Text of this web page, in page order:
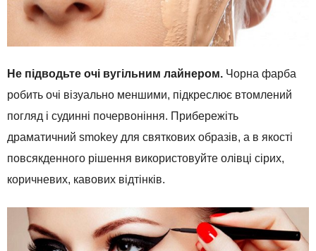
Не підводьте очі вугільним лайнером. Чорна фарба
робить очі візуально меншими, підкреслює втомлений
погляд і судинні почервоніння. Прибережіть
драматичний smokey для святкових образів, а в якості
повсякденного рішення використовуйте олівці сірих,
коричневих, кавових відтінків.